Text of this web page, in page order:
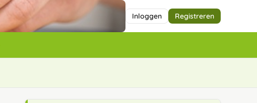
Inloggen Registreren